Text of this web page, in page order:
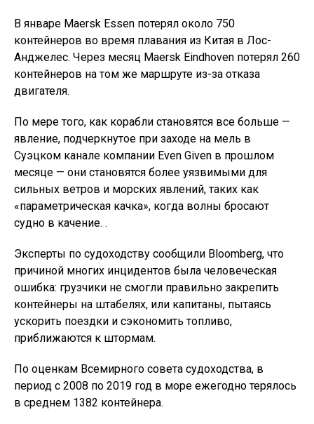
В январе Maersk Essen потерял около 750
контейнеров во время плавания из Китая в Лос-
Анджелес. Через месяц Maersk Eindhoven потерял 260
контейнеров на том же маршруте из-за отказа
двигателя.
По мере того, как корабли становятся все больше —
явление, подчеркнутое при заходе на мель в
Суэцком канале компании Even Given в прошлом
месяце — они становятся более уязвимыми для
сильных ветров и морских явлений, таких как
«параметрическая качка», когда волны бросают
судно в качение. .
Эксперты по судоходству сообщили Bloomberg, что
причиной многих инцидентов была человеческая
ошибка: грузчики не смогли правильно закрепить
контейнеры на штабелях, или капитаны, пытаясь
ускорить поездки и сэкономить топливо,
приближаются к штормам.
По оценкам Всемирного совета судоходства, в
период с 2008 по 2019 год в море ежегодно терялось
в среднем 1382 контейнера.